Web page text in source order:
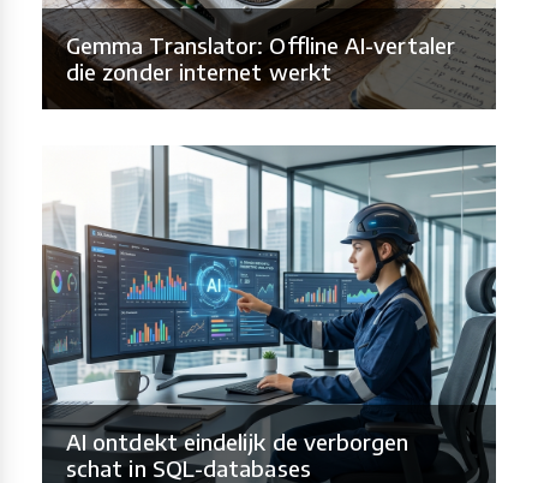
Gemma Translator: Offline AI-vertaler
die zonder internet werkt
AI ontdekt eindelijk de verborgen
schat in SQL-databases